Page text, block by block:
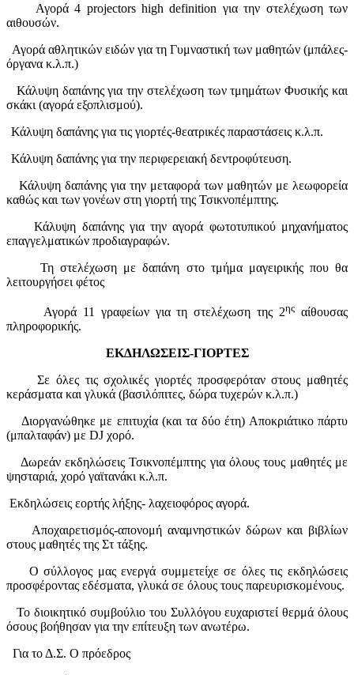
Αγορά 4 projectors high definition για την στελέχωση των
αιθουσών.
Αγορά αθλητικών ειδών για τη Γυμναστική των μαθητών (μπάλες-
όργανα κ.λ.π.)
Κάλυψη δαπάνης για την στελέχωση των τμημάτων Φυσικής και
σκάκι (αγορά εξοπλισμού).
Κάλυψη δαπάνης για τις γιορτές-θεατρικές παραστάσεις κ.λ.π.
Κάλυψη δαπάνης για την περιφερειακή δεντροφύτευση.
Κάλυψη δαπάνης για την μεταφορά των μαθητών με λεωφορεία
καθώς και των γονέων στη γιορτή της Τσικνοπέμπτης.
Κάλυψη δαπάνης για την αγορά φωτοτυπικού μηχανήματος
επαγγελματικών προδιαγραφών.
Τη στελέχωση με δαπάνη στο τμήμα μαγειρικής που θα
λειτουργήσει φέτος
Αγορά 11 γραφείων για τη στελέχωση της 2ης αίθουσας
πληροφορικής.
ΕΚΔΗΛΩΣΕΙΣ-ΓΙΟΡΤΕΣ
Σε όλες τις σχολικές γιορτές προσφερόταν στους μαθητές
κεράσματα και γλυκά (βασιλόπιτες, δώρα τυχερών κ.λ.π.)
Διοργανώθηκε με επιτυχία (και τα δύο έτη) Αποκριάτικο πάρτυ
(μπαλταφάν) με DJ χορό.
Δωρεάν εκδηλώσεις Τσικνοπέμπτης για όλους τους μαθητές με
ψησταριά, χορό γαϊτανάκι κ.λ.π.
Εκδηλώσεις εορτής λήξης- λαχειοφόρος αγορά.
Αποχαιρετισμός-απονομή αναμνηστικών δώρων και βιβλίων
στους μαθητές της Στ τάξης.
Ο σύλλογος μας ενεργά συμμετείχε σε όλες τις εκδηλώσεις
προσφέροντας εδέσματα, γλυκά σε όλους τους παρευρισκομένους.
Το διοικητικό συμβούλιο του Συλλόγου ευχαριστεί θερμά όλους
όσους βοήθησαν για την επίτευξη των ανωτέρω.
το Δ.Σ. Ο πρόεδρος